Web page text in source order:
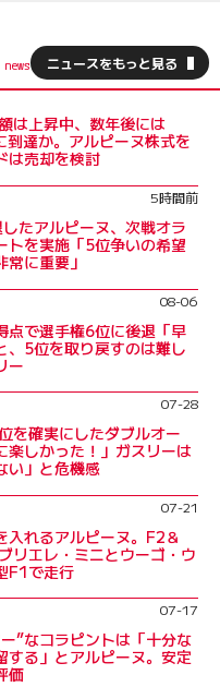
ニュースをもっと見る
は上昇中、数年後には
到達か。アルピーヌ株式を
は売却を検討
5時間前
たアルピーヌ、次戦オラ
トを実施「5位争いの希望
に重要」
08-06
点で選手権6位に後退「早
、5位を取り戻すのは難し
ー
07-28
を確実にしたダブルオー
楽しかった！」ガスリーは
い」と危機感
07-21
入れるアルピーヌ。F2＆
リエレ・ミニとウーゴ・ウ
F1で走行
07-17
”なコラピントは「十分な
する」とアルピーヌ。安定
価